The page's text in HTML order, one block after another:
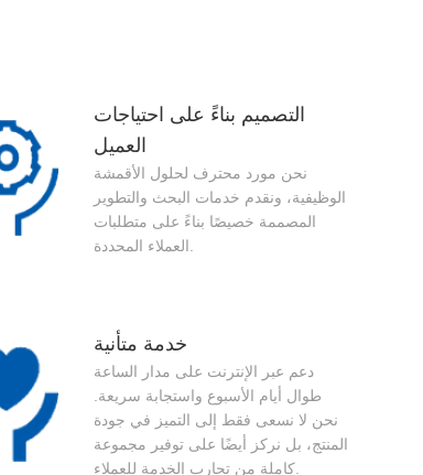
التصميم بناءً على احتياجات
العميل
نحن مورد محترف لحلول الأقمشة
الوظيفية، ونقدم خدمات البحث والتطوير
المصممة خصيصًا بناءً على متطلبات
خدمة متأنية
دعم عبر الإنترنت على مدار الساعة
طوال أيام الأسبوع واستجابة سريعة.
نحن لا نسعى فقط إلى التميز في جودة
المنتج، بل نركز أيضًا على توفير مجموعة